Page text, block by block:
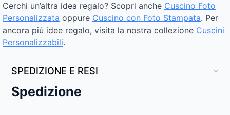
Cerchi un’altra idea regalo? Scopri anche Cuscino Foto
Personalizzata oppure Cuscino con Foto Stampata. Per
ancora più idee regalo, visita la nostra collezione Cuscini
Personalizzabili.
SPEDIZIONE E RESI
Spedizione